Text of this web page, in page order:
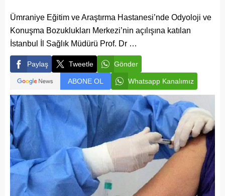
Ümraniye Eğitim ve Araştırma Hastanesi’nde Odyoloji ve
Konuşma Bozuklukları Merkezi’nin açılışına katılan
İstanbul İl Sağlık Müdürü Prof. Dr …
Paylaş Tweetle Gönder
ABONE OL Whatsapp Kanalımız